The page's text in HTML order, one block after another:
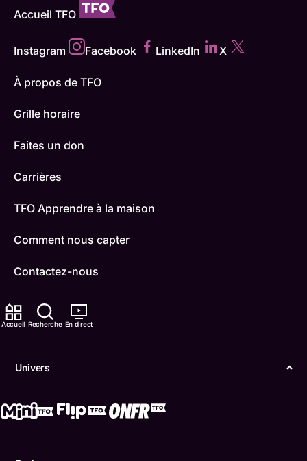
Accueil Recherche En direct
Univers
Accueil TFO
Instagram Facebook LinkedIn X
À propos de TFO
Grille horaire
Faites un don
Carrières
TFO Apprendre à la maison
Comment nous capter
Contactez-nous
ONFR
Boukili